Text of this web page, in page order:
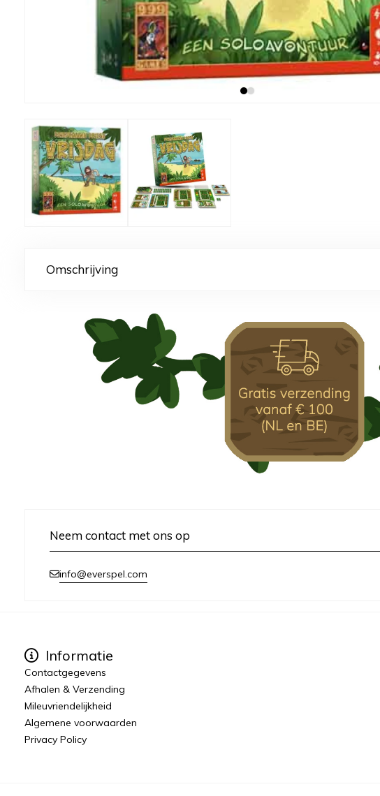
Omschrijving
Neem contact met ons op
info@everspel.com
Informatie
Contactgegevens
Afhalen & Verzending
Mileuvriendelijkheid
Algemene voorwaarden
Privacy Policy